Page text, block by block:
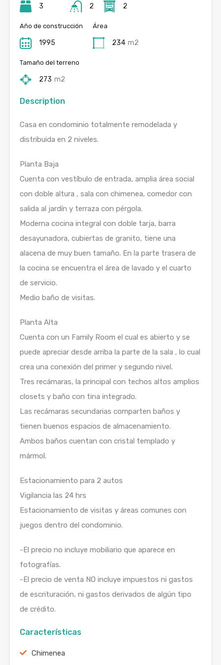
3 2 2
Año de construcción
1995
Área
234 m2
Tamaño del terreno
273 m2
Description
Casa en condominio totalmente remodelada y
distribuida en 2 niveles.
Planta Baja
Cuenta con vestíbulo de entrada, amplia área social
con doble altura , sala con chimenea, comedor con
salida al jardín y terraza con pérgola.
Moderna cocina integral con doble tarja, barra
desayunadora, cubiertas de granito, tiene una
alacena de muy buen tamaño. En la parte trasera de
la cocina se encuentra el área de lavado y el cuarto
de servicio.
Medio baño de visitas.
Planta Alta
Cuenta con un Family Room el cual es abierto y se
puede apreciar desde arriba la parte de la sala , lo cual
crea una conexión del primer y segundo nivel.
Tres recámaras, la principal con techos altos amplios
closets y baño con tina integrado.
Las recámaras secundarias comparten baños y
tienen buenos espacios de almacenamiento.
Ambos baños cuentan con cristal templado y
mármol.
Estacionamiento para 2 autos
Vigilancia las 24 hrs
Estacionamiento de visitas y áreas comunes con
juegos dentro del condominio.
-El precio no incluye mobiliario que aparece en
fotografías.
-El precio de venta NO incluye impuestos ni gastos
de escrituración, ni gastos derivados de algún tipo
de crédito.
Características
Chimenea